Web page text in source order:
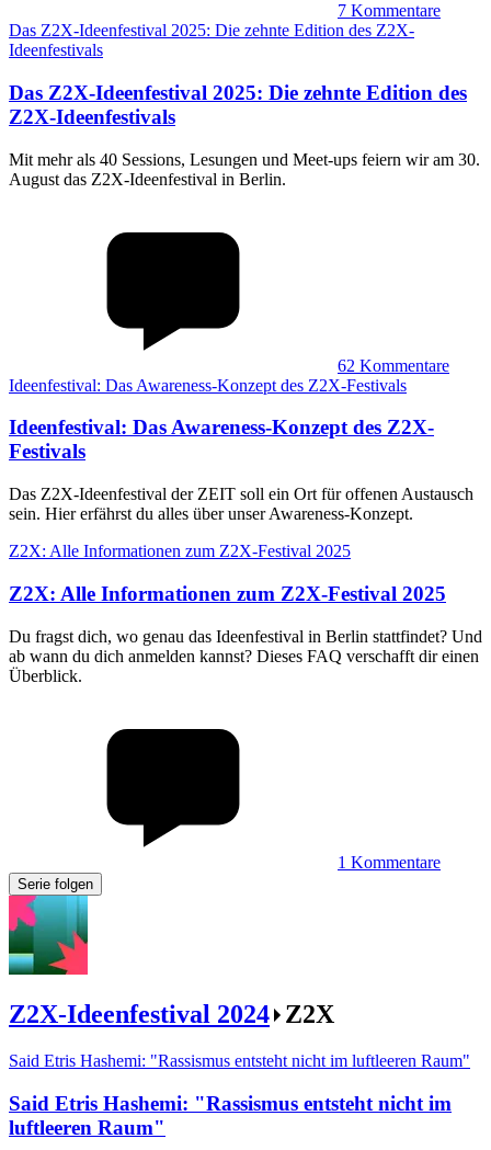
7 Kommentare
Das Z2X-Ideenfestival 2025: Die zehnte Edition des Z2X-
Ideenfestivals
Das Z2X-Ideenfestival 2025: Die zehnte Edition des
Z2X-Ideenfestivals
Mit mehr als 40 Sessions, Lesungen und Meet-ups feiern wir am 30.
August das Z2X-Ideenfestival in Berlin.
62 Kommentare
Ideenfestival: Das Awareness-Konzept des Z2X-Festivals
Ideenfestival: Das Awareness-Konzept des Z2X-
Festivals
Das Z2X-Ideenfestival der ZEIT soll ein Ort für offenen Austausch
sein. Hier erfährst du alles über unser Awareness-Konzept.
Z2X: Alle Informationen zum Z2X-Festival 2025
Z2X: Alle Informationen zum Z2X-Festival 2025
Du fragst dich, wo genau das Ideenfestival in Berlin stattfindet? Und
ab wann du dich anmelden kannst? Dieses FAQ verschafft dir einen
Überblick.
1 Kommentare
Serie folgen
Z2X-Ideenfestival 2024 Z2X
Said Etris Hashemi: "Rassismus entsteht nicht im luftleeren Raum"
Said Etris Hashemi: "Rassismus entsteht nicht im
luftleeren Raum"